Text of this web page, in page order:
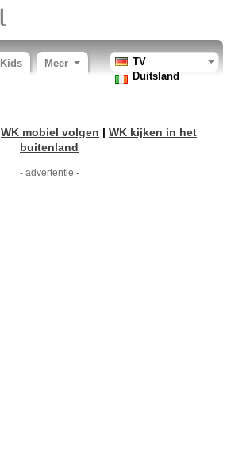
Kids Meer
TV
Duitsland
WK mobiel volgen | WK kijken in het
buitenland
- advertentie -